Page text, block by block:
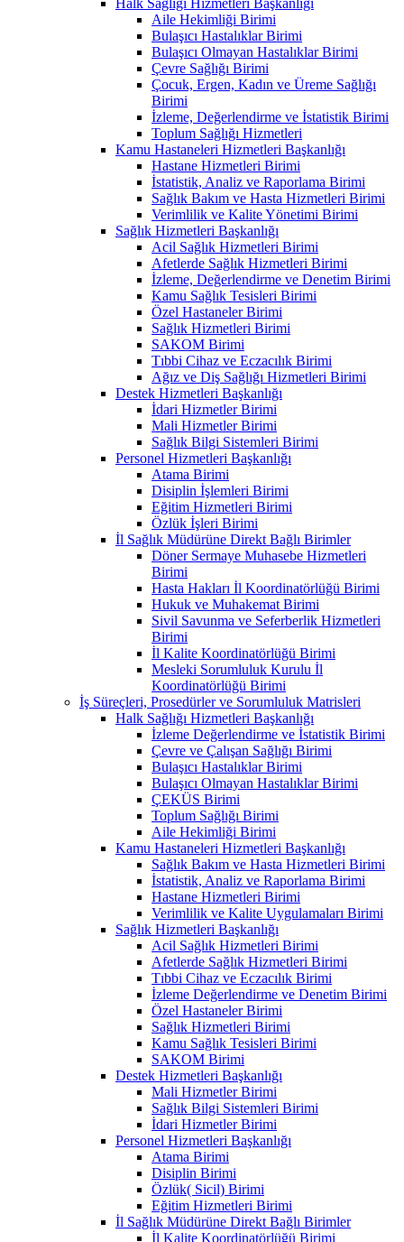
Aile Hekimliği Birimi
Bulaşıcı Hastalıklar Birimi
Bulaşıcı Olmayan Hastalıklar Birimi
Çevre Sağlığı Birimi
Çocuk, Ergen, Kadın ve Üreme Sağlığı
Birimi
İzleme, Değerlendirme ve İstatistik Birimi
Toplum Sağlığı Hizmetleri
Kamu Hastaneleri Hizmetleri Başkanlığı
Hastane Hizmetleri Birimi
İstatistik, Analiz ve Raporlama Birimi
Sağlık Bakım ve Hasta Hizmetleri Birimi
Verimlilik ve Kalite Yönetimi Birimi
Sağlık Hizmetleri Başkanlığı
Acil Sağlık Hizmetleri Birimi
Afetlerde Sağlık Hizmetleri Birimi
İzleme, Değerlendirme ve Denetim Birimi
Kamu Sağlık Tesisleri Birimi
Özel Hastaneler Birimi
Sağlık Hizmetleri Birimi
SAKOM Birimi
Tıbbi Cihaz ve Eczacılık Birimi
Ağız ve Diş Sağlığı Hizmetleri Birimi
Destek Hizmetleri Başkanlığı
İdari Hizmetler Birimi
Mali Hizmetler Birimi
Sağlık Bilgi Sistemleri Birimi
Personel Hizmetleri Başkanlığı
Atama Birimi
Disiplin İşlemleri Birimi
Eğitim Hizmetleri Birimi
Özlük İşleri Birimi
İl Sağlık Müdürüne Direkt Bağlı Birimler
Döner Sermaye Muhasebe Hizmetleri
Birimi
Hasta Hakları İl Koordinatörlüğü Birimi
Hukuk ve Muhakemat Birimi
Sivil Savunma ve Seferberlik Hizmetleri
Birimi
İl Kalite Koordinatörlüğü Birimi
Mesleki Sorumluluk Kurulu İl
Koordinatörlüğü Birimi
İş Süreçleri, Prosedürler ve Sorumluluk Matrisleri
Halk Sağlığı Hizmetleri Başkanlığı
İzleme Değerlendirme ve İstatistik Birimi
Çevre ve Çalışan Sağlığı Birimi
Bulaşıcı Hastalıklar Birimi
Bulaşıcı Olmayan Hastalıklar Birimi
ÇEKÜS Birimi
Toplum Sağlığı Birimi
Aile Hekimliği Birimi
Kamu Hastaneleri Hizmetleri Başkanlığı
Sağlık Bakım ve Hasta Hizmetleri Birimi
İstatistik, Analiz ve Raporlama Birimi
Hastane Hizmetleri Birimi
Verimlilik ve Kalite Uygulamaları Birimi
Sağlık Hizmetleri Başkanlığı
Acil Sağlık Hizmetleri Birimi
Afetlerde Sağlık Hizmetleri Birimi
Tıbbi Cihaz ve Eczacılık Birimi
İzleme Değerlendirme ve Denetim Birimi
Özel Hastaneler Birimi
Sağlık Hizmetleri Birimi
Kamu Sağlık Tesisleri Birimi
SAKOM Birimi
Destek Hizmetleri Başkanlığı
Mali Hizmetler Birimi
Sağlık Bilgi Sistemleri Birimi
İdari Hizmetler Birimi
Personel Hizmetleri Başkanlığı
Atama Birimi
Disiplin Birimi
Özlük( Sicil) Birimi
Eğitim Hizmetleri Birimi
İl Sağlık Müdürüne Direkt Bağlı Birimler
İl Kalite Koordinatörlüğü Birimi